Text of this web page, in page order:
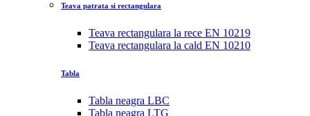
Teava patrata si rectangulara
Teava rectangulara la rece EN 10219
Teava rectangulara la cald EN 10210
Tabla
Tabla neagra LBC
Tabla neagra LTG